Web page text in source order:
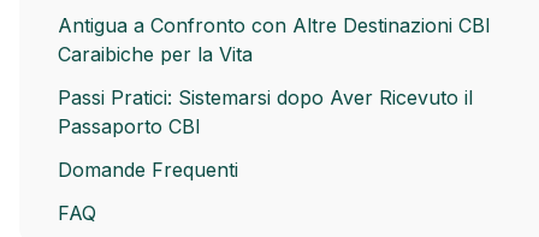
Antigua a Confronto con Altre Destinazioni CBI
Caraibiche per la Vita
Passi Pratici: Sistemarsi dopo Aver Ricevuto il
Passaporto CBI
Domande Frequenti
FAQ